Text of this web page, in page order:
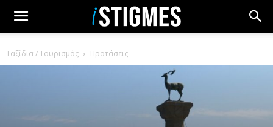
Ταξίδια / Τουρισμός Προτάσεις